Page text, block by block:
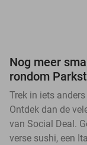
Nog meer
rondom
Trek in iets
Ontdek dan de
van Social Deal.
verse sushi, een